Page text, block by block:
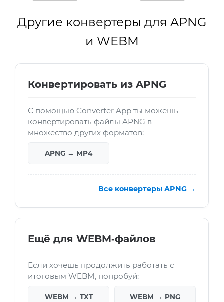
Другие конвертеры для APNG
и WEBM
Конвертировать из APNG
С помощью Converter App ты можешь
конвертировать файлы APNG в
множество других форматов:
APNG → MP4
Все конвертеры APNG →
Ещё для WEBM‑файлов
Если хочешь продолжить работать с
итоговым WEBM, попробуй:
WEBM → TXT WEBM → PNG